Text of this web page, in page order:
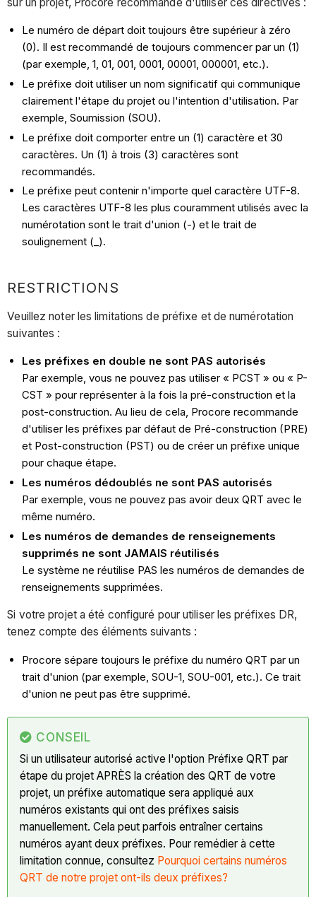
Le numéro de départ doit toujours être supérieur à zéro
(0). Il est recommandé de toujours commencer par un (1)
(par exemple, 1, 01, 001, 0001, 00001, 000001, etc.).
Le préfixe doit utiliser un nom significatif qui communique
clairement l'étape du projet ou l'intention d'utilisation. Par
exemple, Soumission (SOU).
Le préfixe doit comporter entre un (1) caractère et 30
caractères. Un (1) à trois (3) caractères sont
recommandés.
Le préfixe peut contenir n'importe quel caractère UTF-8.
Les caractères UTF-8 les plus couramment utilisés avec la
numérotation sont le trait d'union (-) et le trait de
soulignement (_).
RESTRICTIONS
Veuillez noter les limitations de préfixe et de numérotation
suivantes :
Les préfixes en double ne sont PAS autorisés
Par exemple, vous ne pouvez pas utiliser « PCST » ou « P-
CST » pour représenter à la fois la pré-construction et la
post-construction. Au lieu de cela, Procore recommande
d'utiliser les préfixes par défaut de Pré-construction (PRE)
et Post-construction (PST) ou de créer un préfixe unique
pour chaque étape.
Les numéros dédoublés ne sont PAS autorisés
Par exemple, vous ne pouvez pas avoir deux QRT avec le
même numéro.
Les numéros de demandes de renseignements
supprimés ne sont JAMAIS réutilisés
Le système ne réutilise PAS les numéros de demandes de
renseignements supprimées.
Si votre projet a été configuré pour utiliser les préfixes DR,
tenez compte des éléments suivants :
Procore sépare toujours le préfixe du numéro QRT par un
trait d'union (par exemple, SOU-1, SOU-001, etc.). Ce trait
d'union ne peut pas être supprimé.
CONSEIL
Si un utilisateur autorisé active l'option Préfixe QRT par
étape du projet APRÈS la création des QRT de votre
projet, un préfixe automatique sera appliqué aux
numéros existants qui ont des préfixes saisis
manuellement. Cela peut parfois entraîner certains
numéros ayant deux préfixes. Pour remédier à cette
limitation connue, consultez Pourquoi certains numéros
QRT de notre projet ont-ils deux préfixes?